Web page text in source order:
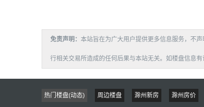
免责声明： 本站旨在为广大用户提供更多信息服务，不
行相关交易所造成的任何后果与本站无关。如楼盘信息
热门楼盘(动态) 周边楼盘 滁州新房 滁州房价